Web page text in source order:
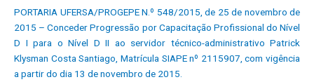
PORTARIA UFERSA/PROGEPE N.º 548/2015, de 25 de novembro de
2015 – Conceder Progressão por Capacitação Profissional do Nível
D I para o Nível D II ao servidor técnico-administrativo Patrick
Klysman Costa Santiago, Matrícula SIAPE nº 2115907, com vigência
a partir do dia 13 de novembro de 2015.